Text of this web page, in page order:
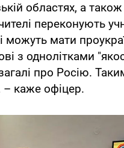
областях, а також
переконують
можуть мати
з однолітками
про Росію.
– каже офіцер.